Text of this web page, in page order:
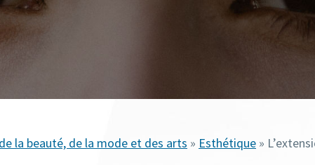
la beauté, de la mode et des arts » Esthétique »